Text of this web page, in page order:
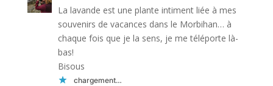
La lavande est une plante intiment liée à mes
souvenirs de vacances dans le Morbihan… à
chaque fois que je la sens, je me téléporte là-
bas!
Bisous
chargement…